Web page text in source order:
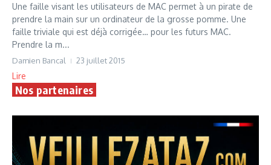
Une faille visant les utilisateurs de MAC permet à un pirate de
prendre la main sur un ordinateur de la grosse pomme. Une
faille triviale qui est déjà corrigée… pour les futurs MAC.
Prendre la m...
Damien Bancal 23 juillet 2015
Lire
Nos partenaires